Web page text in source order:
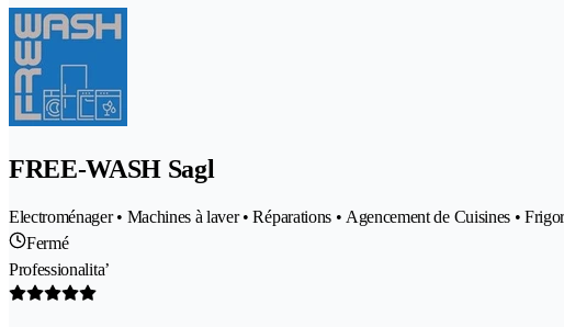
FREE-WASH Sagl
Electroménager • Machines à laver • Réparations • Agencement de Cuisines •
Fermé
Professionalita’